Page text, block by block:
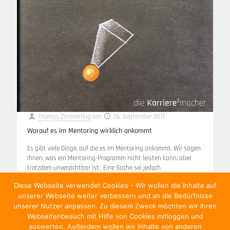
Thomas Zimmerling am 26. September 2017
Worauf es im Mentoring wirklich ankommt
Es gibt viele Dinge, auf die es im Mentoring ankommt. Wir sagen
Ihnen, was ein Mentoring-Programm nicht leisten kann, aber
trotzdem unverzichtbar ist. Eine Sache sei jedoch
Weiterlesen
Diese Webseite verwendet Cookies - Wir wollen die Inhalte auf
unserer Webseite weiter verbessern und an die Bedürfnisse
unserer Nutzer anpassen. Zu diesem Zweck möchten wir Ihren
Webseitenbesuch mit Hilfe von Cookies mitloggen und
auswerten. Außerdem wollen wir Inhalte von anderen